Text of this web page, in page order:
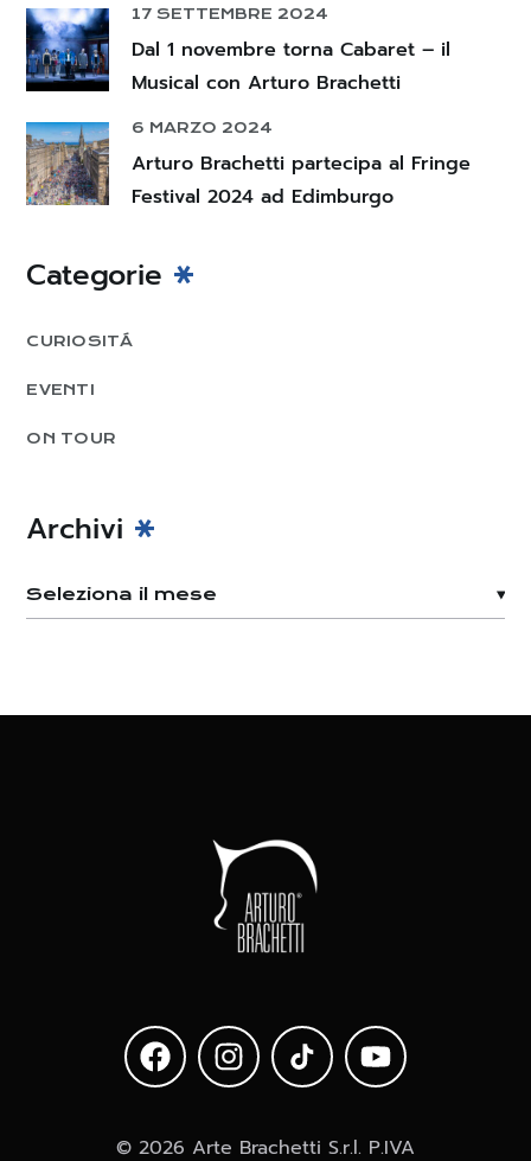
17 SETTEMBRE 2024
Dal 1 novembre torna Cabaret – il
Musical con Arturo Brachetti
6 MARZO 2024
Arturo Brachetti partecipa al Fringe
Festival 2024 ad Edimburgo
Categorie
CURIOSITÁ
EVENTI
ON TOUR
Archivi
© 2026 Arte Brachetti S.r.l. P.IVA